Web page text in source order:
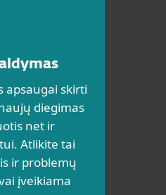
apsaugai skirti
diegimas
net ir
Atlikite tai
ir problemų
įveikiama